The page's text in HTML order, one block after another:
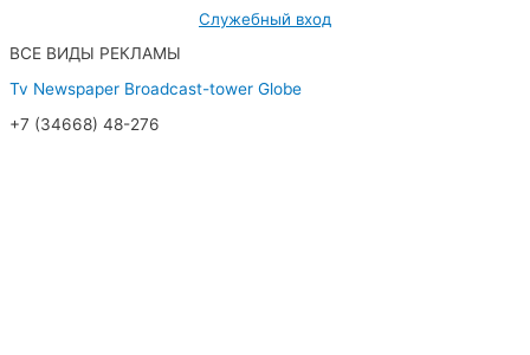
Служебный вход
ВСЕ ВИДЫ РЕКЛАМЫ
Tv Newspaper Broadcast-tower Globe
+7 (34668) 48-276